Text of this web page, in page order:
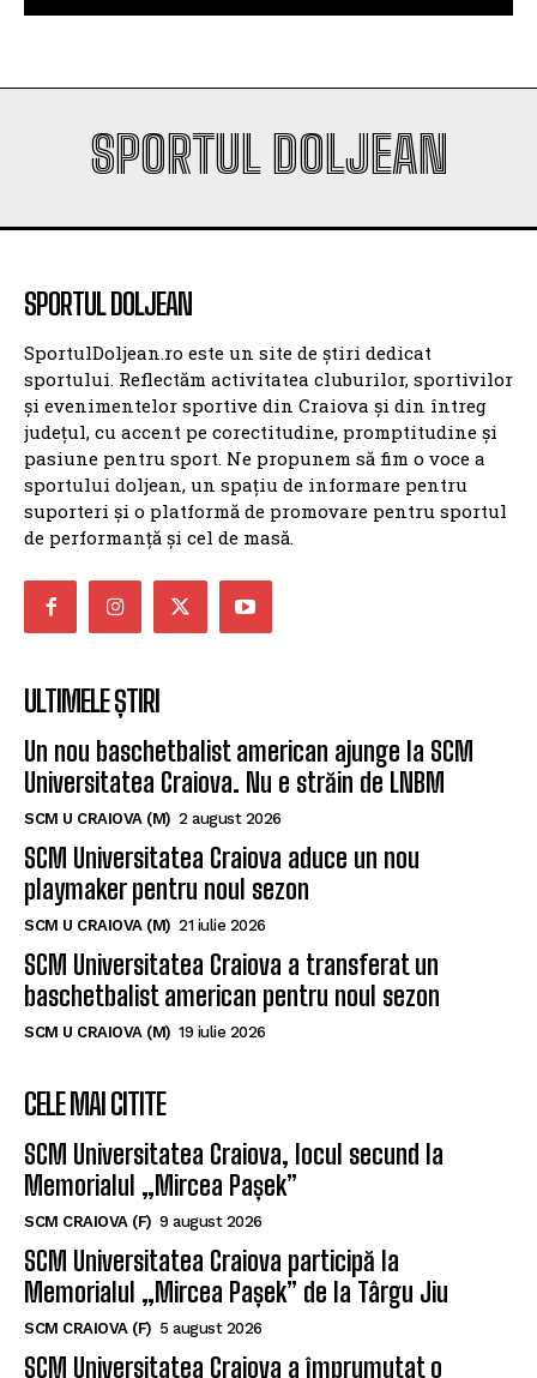
SPORTUL DOLJEAN
SPORTUL DOLJEAN
SportulDoljean.ro este un site de știri dedicat
sportului. Reflectăm activitatea cluburilor, sportivilor
și evenimentelor sportive din Craiova și din întreg
județul, cu accent pe corectitudine, promptitudine și
pasiune pentru sport. Ne propunem să fim o voce a
sportului doljean, un spațiu de informare pentru
suporteri și o platformă de promovare pentru sportul
de performanță și cel de masă.
ULTIMELE ȘTIRI
Un nou baschetbalist american ajunge la SCM
Universitatea Craiova. Nu e străin de LNBM
SCM U CRAIOVA (M) 2 august 2026
SCM Universitatea Craiova aduce un nou
playmaker pentru noul sezon
SCM U CRAIOVA (M) 21 iulie 2026
SCM Universitatea Craiova a transferat un
baschetbalist american pentru noul sezon
SCM U CRAIOVA (M) 19 iulie 2026
CELE MAI CITITE
SCM Universitatea Craiova, locul secund la
Memorialul „Mircea Pașek”
SCM CRAIOVA (F) 9 august 2026
SCM Universitatea Craiova participă la
Memorialul „Mircea Pașek” de la Târgu Jiu
SCM CRAIOVA (F) 5 august 2026
SCM Universitatea Craiova a împrumutat o